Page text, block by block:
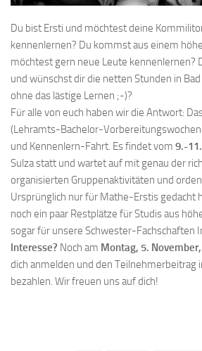
Du bist Ersti und möchtest deine
kennenlernen? Du kommst aus einem
möchtest gern neue Leute kennenlernen?
und wünschst dir die netten Stunden in
ohne das lästige Lernen ;-)?
Für alle von euch haben wir die Antwort:
(Lehramts-Bachelor-
und Kennenlern-Fahrt. Es findet vom 9.-
Sulza statt und wartet auf mit genau der
organisierten Gruppenaktivitäten und
Ursprünglich nur für Mathe-Erstis gedacht
noch ein paar Restplätze für Studis aus
sogar für unsere Schwester-Fachschaften
Interesse? Noch am Montag, 5.
dich anmelden und den Teilnehmerbeitrag
bezahlen. Wir freuen uns auf dich!